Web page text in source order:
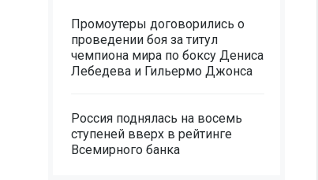
Промоутеры договорились о
проведении боя за титул
чемпиона мира по боксу Дениса
Лебедева и Гильермо Джонса
Россия поднялась на восемь
ступеней вверх в рейтинге
Всемирного банка